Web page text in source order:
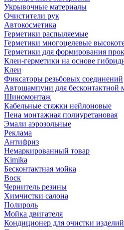
Укрывочные материалы
Очистители рук
Автокосметика
Герметики распыляемые
Герметики многоцелевые
Герметики для формирования
Клеи-герметики на основе
Клеи
Фиксаторы резьбовых соединений
Автошампуни для бесконтактной
Шиномонтаж
Кабельные стяжки нейлоновые
Пена монтажная полиуретановая
Эмали аэрозольные
Реклама
Антифриз
Немаркированный товар
Kimika
Бесконтактная мойка
Воск
Чернитель резины
Химчистки салона
Полироль
Мойка двигателя
Кондиционер для очистки